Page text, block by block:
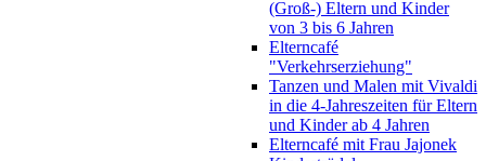
(Groß-) Eltern und Kinder
von 3 bis 6 Jahren
Elterncafé
"Verkehrserziehung"
Tanzen und Malen mit Vivaldi
in die 4-Jahreszeiten für Eltern
und Kinder ab 4 Jahren
Elterncafé mit Frau Jajonek